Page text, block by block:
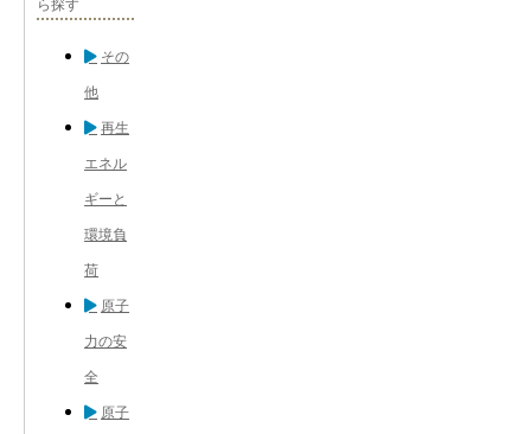
ら探す
その
他
再生
エネル
ギーと
環境負
荷
原子
力の安
全
原子